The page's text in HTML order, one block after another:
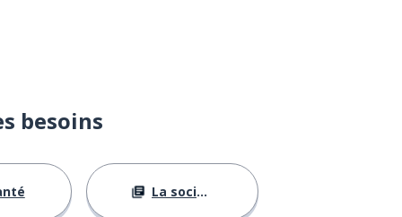
besoins
La société